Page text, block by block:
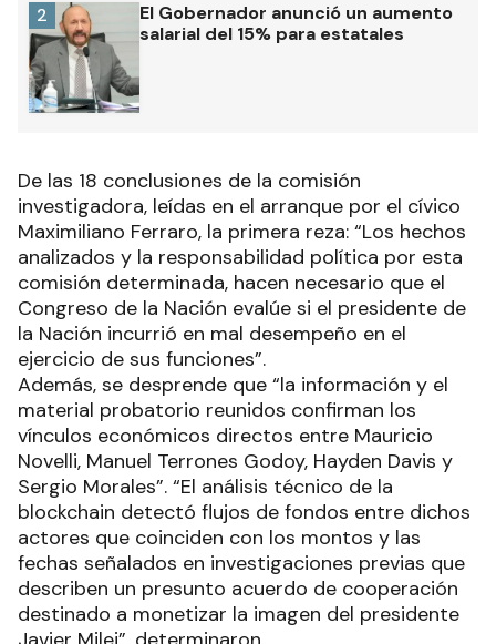
El Gobernador anunció un aumento
salarial del 15% para estatales
2
De las 18 conclusiones de la comisión
investigadora, leídas en el arranque por el cívico
Maximiliano Ferraro, la primera reza: “Los hechos
analizados y la responsabilidad política por esta
comisión determinada, hacen necesario que el
Congreso de la Nación evalúe si el presidente de
la Nación incurrió en mal desempeño en el
ejercicio de sus funciones”.
Además, se desprende que “la información y el
material probatorio reunidos confirman los
vínculos económicos directos entre Mauricio
Novelli, Manuel Terrones Godoy, Hayden Davis y
Sergio Morales”. “El análisis técnico de la
blockchain detectó flujos de fondos entre dichos
actores que coinciden con los montos y las
fechas señalados en investigaciones previas que
describen un presunto acuerdo de cooperación
destinado a monetizar la imagen del presidente